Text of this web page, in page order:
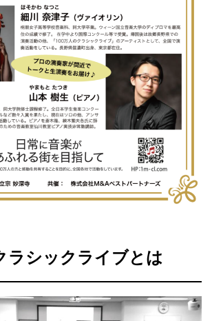
ラシックライブとは